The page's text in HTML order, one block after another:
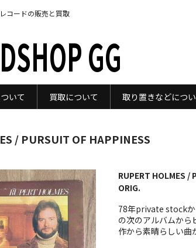
コードの販売と買取
GG
いて 買取について 取り置きなどにつ
/ PURSUIT OF HAPPINESS
RUPERT HOLMES /
ORIG.
78年private stockか
の次のアルバムから
作から素晴らしい曲